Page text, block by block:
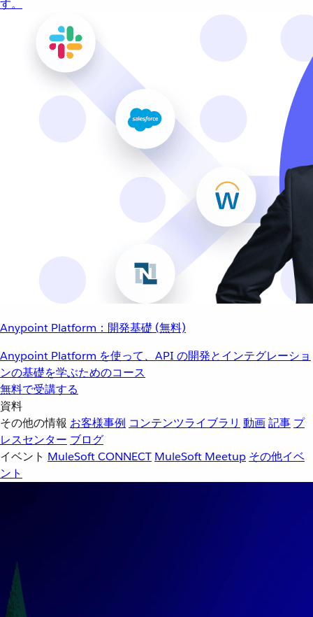
す。
Anypoint Platform：開発基礎 (無料)
Anypoint Platform を使って、API の開発とインテグレーショ
ンの基礎を学ぶためのコース
無料で受講する
資料
その他の情報 お客様事例 コンテンツライブラリ 動画記事 プ
レスセンター ブログ
イベント MuleSoft CONNECT MuleSoft Meetup その他イベ
ント